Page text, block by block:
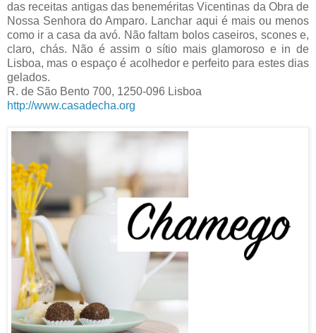
das receitas antigas das beneméritas Vicentinas da Obra de
Nossa Senhora do Amparo. Lanchar aqui é mais ou menos
como ir a casa da avó. Não faltam bolos caseiros, scones e,
claro, chás. Não é assim o sítio mais glamoroso e in de
Lisboa, mas o espaço é acolhedor e perfeito para estes dias
gelados.
R. de São Bento 700, 1250-096 Lisboa
http://www.casadecha.org